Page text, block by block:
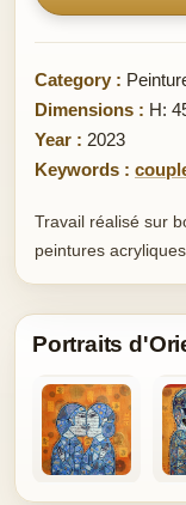
Category :
Dimensions : H:
Year : 2023
Keywords :
Travail réalisé sur
peintures
Portraits